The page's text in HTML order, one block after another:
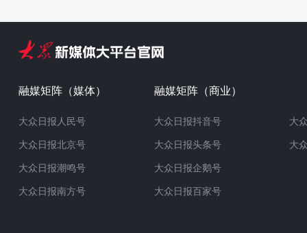
融媒矩阵（媒体）
大众日报人民号
大众日报北京号
大众日报潮鸣号
大众日报南方号
融媒矩阵（商业）
大众日报抖音号
大众日报头条号
大众日报企鹅号
大众日报百家号
大
大